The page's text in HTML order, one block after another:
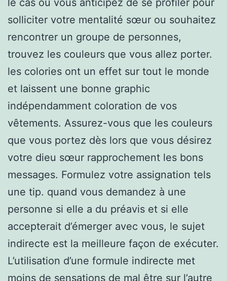
solliciter votre mentalité sœur ou souhaitez
rencontrer un groupe de personnes,
trouvez les couleurs que vous allez porter.
les colories ont un effet sur tout le monde
et laissent une bonne graphic
indépendamment coloration de vos
vêtements. Assurez-vous que les couleurs
que vous portez dès lors que vous désirez
votre dieu sœur rapprochement les bons
messages. Formulez votre assignation tels
une tip. quand vous demandez à une
personne si elle a du préavis et si elle
accepterait d’émerger avec vous, le sujet
indirecte est la meilleure façon de exécuter.
L’utilisation d’une formule indirecte met
moins de sensations de mal être sur l’autre